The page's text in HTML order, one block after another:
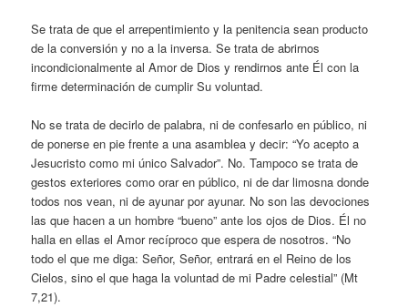
Se trata de que el arrepentimiento y la penitencia sean producto
de la conversión y no a la inversa. Se trata de abrirnos
incondicionalmente al Amor de Dios y rendirnos ante Él con la
firme determinación de cumplir Su voluntad.
No se trata de decirlo de palabra, ni de confesarlo en público, ni
de ponerse en pie frente a una asamblea y decir: “Yo acepto a
Jesucristo como mi único Salvador”. No. Tampoco se trata de
gestos exteriores como orar en público, ni de dar limosna donde
todos nos vean, ni de ayunar por ayunar. No son las devociones
las que hacen a un hombre “bueno” ante los ojos de Dios. Él no
halla en ellas el Amor recíproco que espera de nosotros. “No
todo el que me diga: Señor, Señor, entrará en el Reino de los
Cielos, sino el que haga la voluntad de mi Padre celestial” (Mt
7,21).